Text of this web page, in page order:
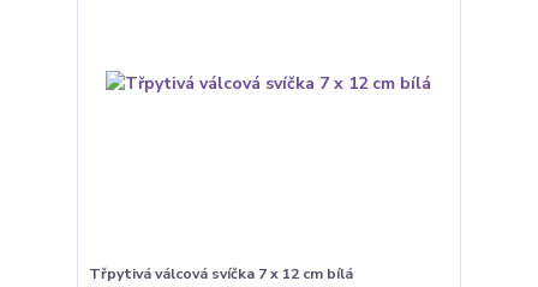
Třpytivá válcová svíčka 7 x 12 cm bílá